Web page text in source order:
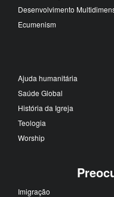
Desenvolvimento
Ecumenism
Ajuda humanitária
Saúde Global
História da Igreja
Teologia
Worship
Imigração